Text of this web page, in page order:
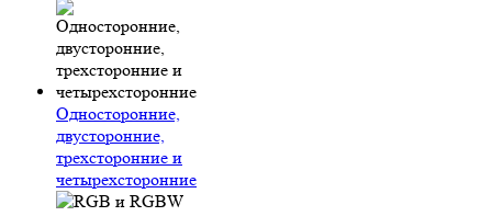
Односторонние,
двусторонние,
трехсторонние и
четырехсторонние